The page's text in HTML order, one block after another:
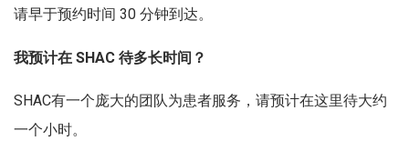
请早于预约时间 30 分钟到达。
我预计在 SHAC 待多长时间？
SHAC有一个庞大的团队为患者服务，请预计在这里待大约
一个小时。